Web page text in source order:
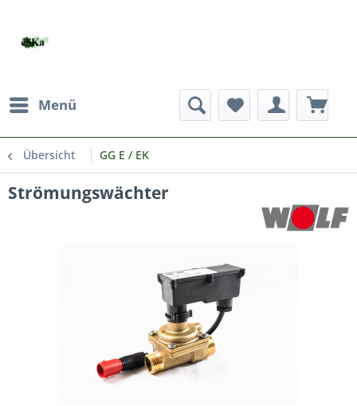
Menü
Übersicht GG E / EK
Strömungswächter